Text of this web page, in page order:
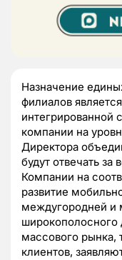
Назначение
филиалов
интегрированной
компании на
Директора
будут отвечать за
Компании на
развитие
междугородней и
широкополосного
массового рынка,
клиентов,